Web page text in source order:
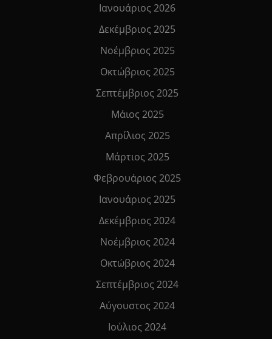
Ιανουάριος 2026
Δεκέμβριος 2025
Νοέμβριος 2025
Οκτώβριος 2025
Σεπτέμβριος 2025
Μάιος 2025
Απρίλιος 2025
Μάρτιος 2025
Φεβρουάριος 2025
Ιανουάριος 2025
Δεκέμβριος 2024
Νοέμβριος 2024
Οκτώβριος 2024
Σεπτέμβριος 2024
Αύγουστος 2024
Ιούλιος 2024